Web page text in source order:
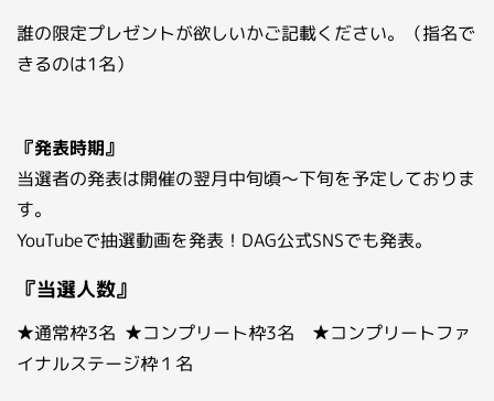
誰の限定プレゼントが欲しいかご記載ください。（指名で
きるのは1名）
『発表時期』
当選者の発表は開催の翌月中旬頃～下旬を予定しておりま
す。
YouTubeで抽選動画を発表！DAG公式SNSでも発表。
『当選人数』
★通常枠3名 ★コンプリート枠3名 ★コンプリートファ
イナルステージ枠１名